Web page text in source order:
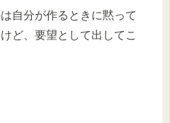
自分が作るときに黙って
ど、要望として出してこ